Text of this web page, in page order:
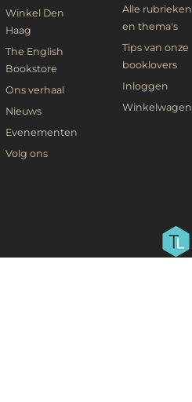
Winkel Den
Haag
The English
Bookstore
Ons verhaal
Nieuws
Evenementen
Volg ons
Alle rubrieken
en thema's
Tips van onze
booklovers
Inloggen
Winkelwagen